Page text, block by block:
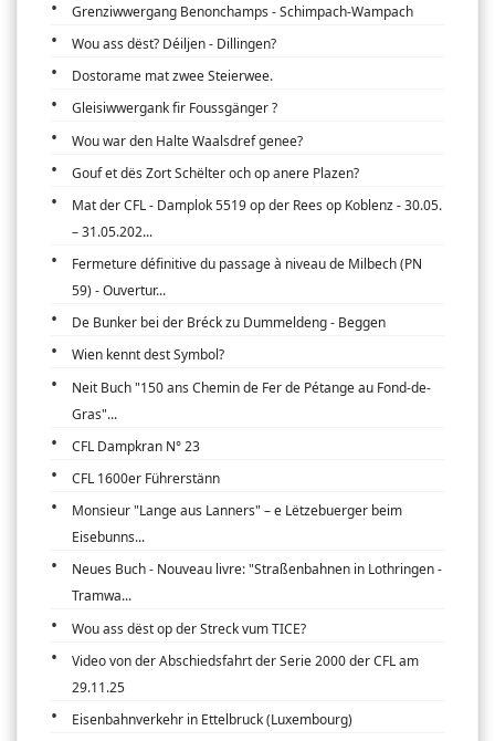
Grenziwwergang Benonchamps - Schimpach-Wampach
Wou ass dëst? Déiljen - Dillingen?
Dostorame mat zwee Steierwee.
Gleisiwwergank fir Foussgänger ?
Wou war den Halte Waalsdref genee?
Gouf et dës Zort Schëlter och op anere Plazen?
Mat der CFL - Damplok 5519 op der Rees op Koblenz - 30.05.
– 31.05.202...
Fermeture définitive du passage à niveau de Milbech (PN
59) - Ouvertur...
De Bunker bei der Bréck zu Dummeldeng - Beggen
Wien kennt dest Symbol?
Neit Buch "150 ans Chemin de Fer de Pétange au Fond-de-
Gras"...
CFL Dampkran N° 23
CFL 1600er Führerstänn
Monsieur "Lange aus Lanners" – e Lëtzebuerger beim
Eisebunns...
Neues Buch - Nouveau livre: "Straßenbahnen in Lothringen -
Tramwa...
Wou ass dëst op der Streck vum TICE?
Video von der Abschiedsfahrt der Serie 2000 der CFL am
29.11.25
Eisenbahnverkehr in Ettelbruck (Luxembourg)